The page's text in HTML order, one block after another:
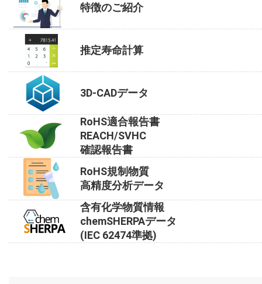
特徴のご紹介
推定寿命計算
3D-CADデータ
RoHS適合報告書
REACH/SVHC
確認報告書
RoHS規制物質
高精度分析データ
含有化学物質情報
chemSHERPAデータ
(IEC 62474準拠)